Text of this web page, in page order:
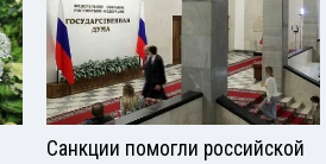
Санкции помогли российской